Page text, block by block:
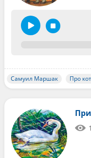
Самуил Маршак Про